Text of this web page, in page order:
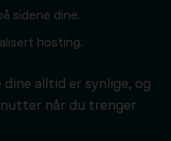
sidene dine.
hosting.
alltid er synlige, og
når du trenger